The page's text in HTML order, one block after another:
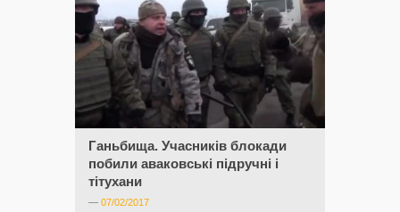
Ганьбища. Учасників блокади
побили аваковські підручні і
тітухани
— 07/02/2017